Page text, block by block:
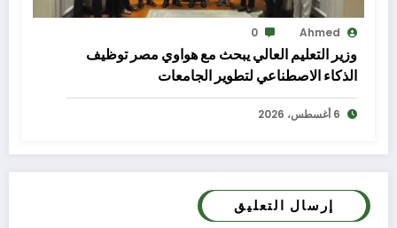
Ahmed
0
وزير التعليم العالي يبحث مع هواوي مصر توظيف
الذكاء الاصطناعي لتطوير الجامعات
6 أغسطس، 2026
إرسال التعليق